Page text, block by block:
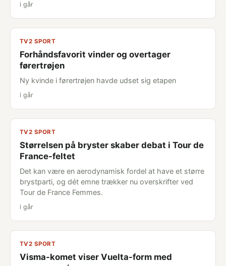
i går
TV2 SPORT
Forhåndsfavorit vinder og overtager
førertrøjen
Ny kvinde i førertrøjen havde udset sig etapen
i går
TV2 SPORT
Størrelsen på bryster skaber debat i Tour de
France-feltet
Det kan være en aerodynamisk fordel at have et større
brystparti, og dét emne trækker nu overskrifter ved
Tour de France Femmes.
i går
TV2 SPORT
Visma-komet viser Vuelta-form med